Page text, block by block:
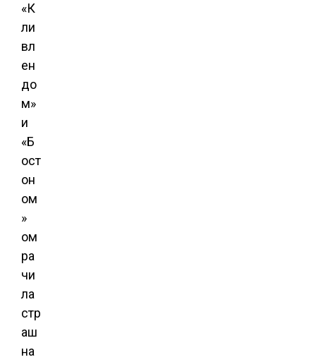
«К
ли
вл
ен
до
м»
и
«Б
ост
он
ом
»
ом
ра
чи
ла
стр
аш
на